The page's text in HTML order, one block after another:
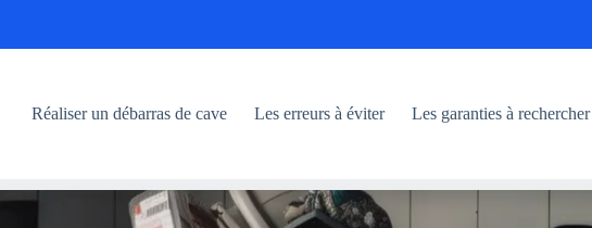
Réaliser un débarras de cave Les erreurs à éviter Les garanties à rechercher